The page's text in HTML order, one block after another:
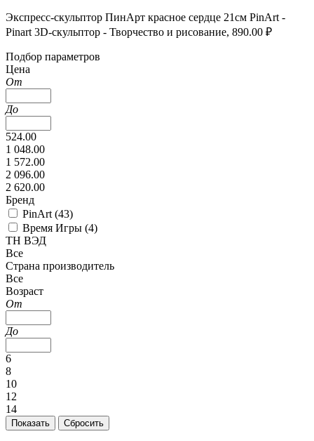
Экспресс-скульптор ПинАрт красное сердце 21см PinArt -
Pinart 3D-скульптор - Творчество и рисование, 890.00 ₽
Подбор параметров
Цена
От
До
524.00
1 048.00
1 572.00
2 096.00
2 620.00
Бренд
PinArt (43)
Время Игры (4)
ТН ВЭД
Все
Страна производитель
Все
Возраст
От
До
6
8
10
12
14